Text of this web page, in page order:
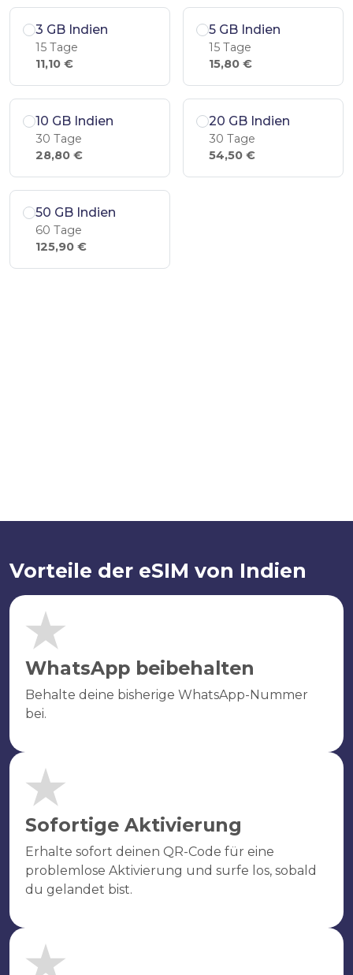
3 GB Indien
15 Tage
11,10 €
5 GB Indien
15 Tage
15,80 €
10 GB Indien
30 Tage
28,80 €
20 GB Indien
30 Tage
54,50 €
50 GB Indien
60 Tage
125,90 €
Vorteile der eSIM von Indien
WhatsApp beibehalten
Behalte deine bisherige WhatsApp-Nummer
bei.
Sofortige Aktivierung
Erhalte sofort deinen QR-Code für eine
problemlose Aktivierung und surfe los, sobald
du gelandet bist.